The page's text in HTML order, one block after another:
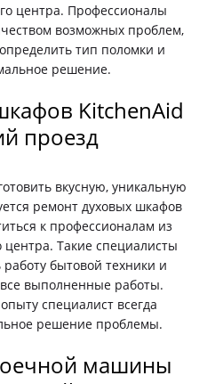
центра. Профессионалы
возможных проблем,
тип поломки и
решение.
KitchenAid
проезд
вкусную, уникальную
ремонт духовых шкафов
к профессионалам из
центра. Такие специалисты
работу бытовой техники и
выполненные работы.
специалист всегда
решение проблемы.
машины